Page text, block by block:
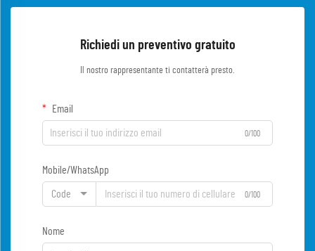
Richiedi un preventivo gratuito
Il nostro rappresentante ti contatterà presto.
Email
0/100
Mobile/WhatsApp
Code 0/100
Nome